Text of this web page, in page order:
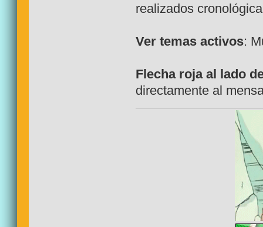
realizados
Ver temas activos:
Flecha roja al lado
directamente al